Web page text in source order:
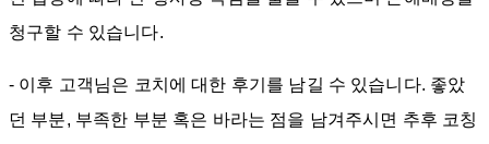
청구할 수 있습니다.
- 이후 고객님은 코치에 대한 후기를 남길 수 있습니다. 좋았
던 부분, 부족한 부분 혹은 바라는 점을 남겨주시면 추후 코칭